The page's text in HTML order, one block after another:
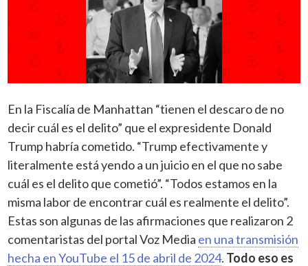
En la Fiscalía de Manhattan “tienen el descaro de no
decir cuál es el delito” que el expresidente Donald
Trump habría cometido. “Trump efectivamente y
literalmente está yendo a un juicio en el que no sabe
cuál es el delito que cometió”. “Todos estamos en la
misma labor de encontrar cuál es realmente el delito”.
Estas son algunas de las afirmaciones que realizaron 2
comentaristas del portal Voz Media en una transmisión
hecha en YouTube el 15 de abril de 2024. Todo eso es